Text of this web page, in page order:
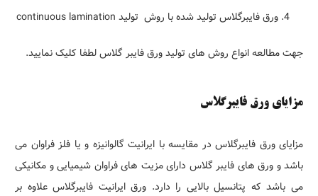
ورق فایبرگلاس تولید شده با روش تولید continuous lamination
جهت مطالعه انواع روش های تولید ورق فایبر گلاس لطفا کلیک نمایید.
مزایای ورق فایبرگلاس
مزایای ورق فایبرگلاس در مقایسه با ایرانیت گالوانیزه و یا فلز فراوان می
باشد و ورق های فایبر گلاس دارای مزیت های فراوان شیمیایی و مکانیکی
می باشد که پتانسیل بالایی را دارد. ورق ایرانیت فایبرگلاس علاوه بر